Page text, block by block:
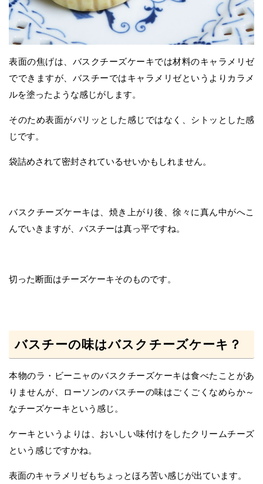
表面の焦げは、バスクチーズケーキでは材料のキャラメリゼ
でできますが、バスチーではキャラメリゼというよりカラメ
ルを塗ったような感じがします。
そのため表面がパリッとした感じではなく、シトッとした感
じです。
袋詰めされて密封されているせいかもしれません。
バスクチーズケーキは、焼き上がり後、徐々に真ん中がへこ
んでいきますが、バスチーは真っ平ですね。
切った断面はチーズケーキそのものです。
バスチーの味はバスクチーズケーキ？
本物のラ・ビーニャのバスクチーズケーキは食べたことがあ
りませんが、ローソンのバスチーの味はごくごくなめらか～
なチーズケーキという感じ。
ケーキというよりは、おいしい味付けをしたクリームチーズ
という感じですかね。
表面のキャラメリゼもちょっとほろ苦い感じが出ています。